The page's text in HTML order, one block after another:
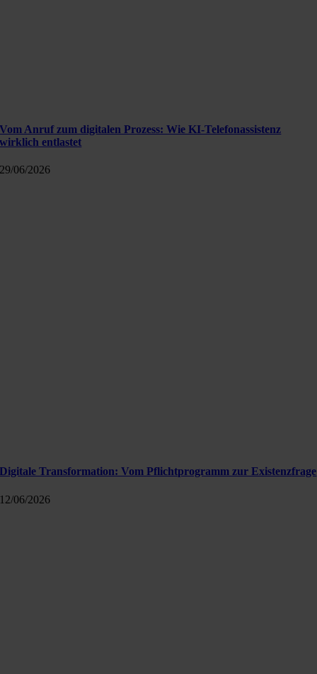
Vom Anruf zum digitalen Prozess: Wie KI-Telefonassistenz
wirklich entlastet
29/06/2026
Digitale Transformation: Vom Pflichtprogramm zur Existenzfrage
12/06/2026